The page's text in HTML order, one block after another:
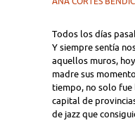
Todos los días
Y siempre sentía
aquellos muros,
madre sus
tiempo, no solo
capital de
de jazz que